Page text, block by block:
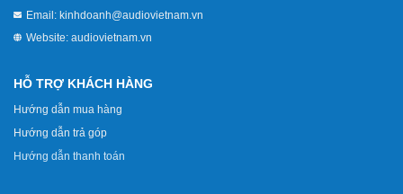
Email: kinhdoanh@audiovietnam.vn
Website: audiovietnam.vn
HỖ TRỢ KHÁCH HÀNG
Hướng dẫn mua hàng
Hướng dẫn trả góp
Hướng dẫn thanh toán